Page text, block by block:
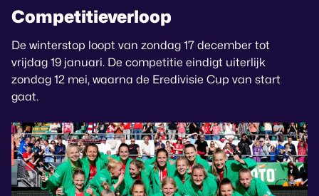
Competitieverloop
De winterstop loopt van zondag 17 december tot
vrijdag 19 januari. De competitie eindigt uiterlijk
zondag 12 mei, waarna de Eredivisie Cup van start
gaat.